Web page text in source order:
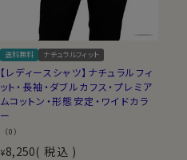
送料無料 ナチュラルフィット
【レディースシャツ】ナチュラルフィ
ット・長袖・ダブルカフス・プレミア
ムコットン・形態安定・ワイドカラ
ー
（0）
¥8,250 税込